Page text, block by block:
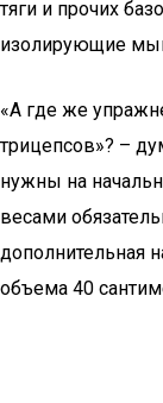
тяги и прочих
изолирующие
«А где же
трицепсов»? –
нужны на
весами
дополнительная
объема 40